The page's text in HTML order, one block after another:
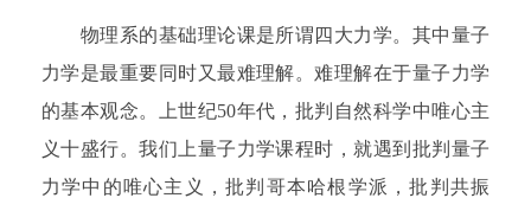
物理系的基础理论课是所谓四大力学。其中量子
力学是最重要同时又最难理解。难理解在于量子力学
的基本观念。上世纪50年代，批判自然科学中唯心主
义十盛行。我们上量子力学课程时，就遇到批判量子
力学中的唯心主义，批判哥本哈根学派，批判共振